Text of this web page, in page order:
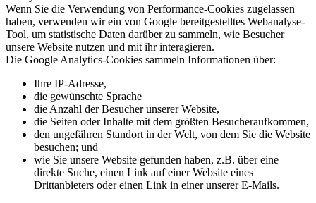
Wenn Sie die Verwendung von Performance-Cookies zugelassen
haben, verwenden wir ein von Google bereitgestelltes Webanalyse-
Tool, um statistische Daten darüber zu sammeln, wie Besucher
unsere Website nutzen und mit ihr interagieren.
Die Google Analytics-Cookies sammeln Informationen über:
Ihre IP-Adresse,
die gewünschte Sprache
die Anzahl der Besucher unserer Website,
die Seiten oder Inhalte mit dem größten Besucheraufkommen,
den ungefähren Standort in der Welt, von dem Sie die Website
besuchen; und
wie Sie unsere Website gefunden haben, z.B. über eine
direkte Suche, einen Link auf einer Website eines
Drittanbieters oder einen Link in einer unserer E-Mails.